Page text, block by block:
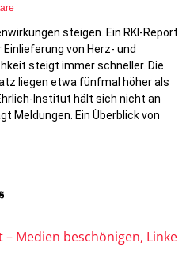
steigen. Ein RKI-Report
von Herz- und
steigt immer schneller. Die
liegen etwa fünfmal höher als
Institut hält sich nicht an
Meldungen. Ein Überblick von
Medien beschönigen, Linke